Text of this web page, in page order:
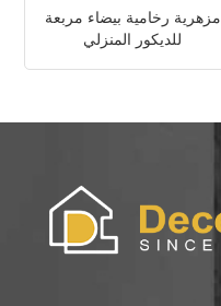
مزهرية رخامية بيضاء مربعة
للديكور المنزلي